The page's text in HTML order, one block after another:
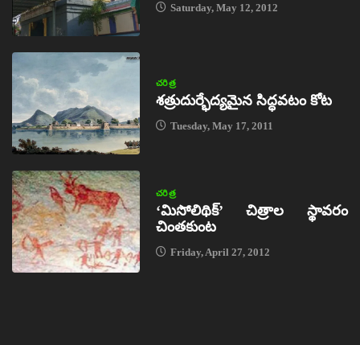
Saturday, May 12, 2012
చరిత్ర
శత్రుదుర్భేద్యమైన సిద్ధవటం కోట
Tuesday, May 17, 2011
చరిత్ర
‘మిసోలిథిక్‌’ చిత్రాల స్థావరం
చింతకుంట
Friday, April 27, 2012